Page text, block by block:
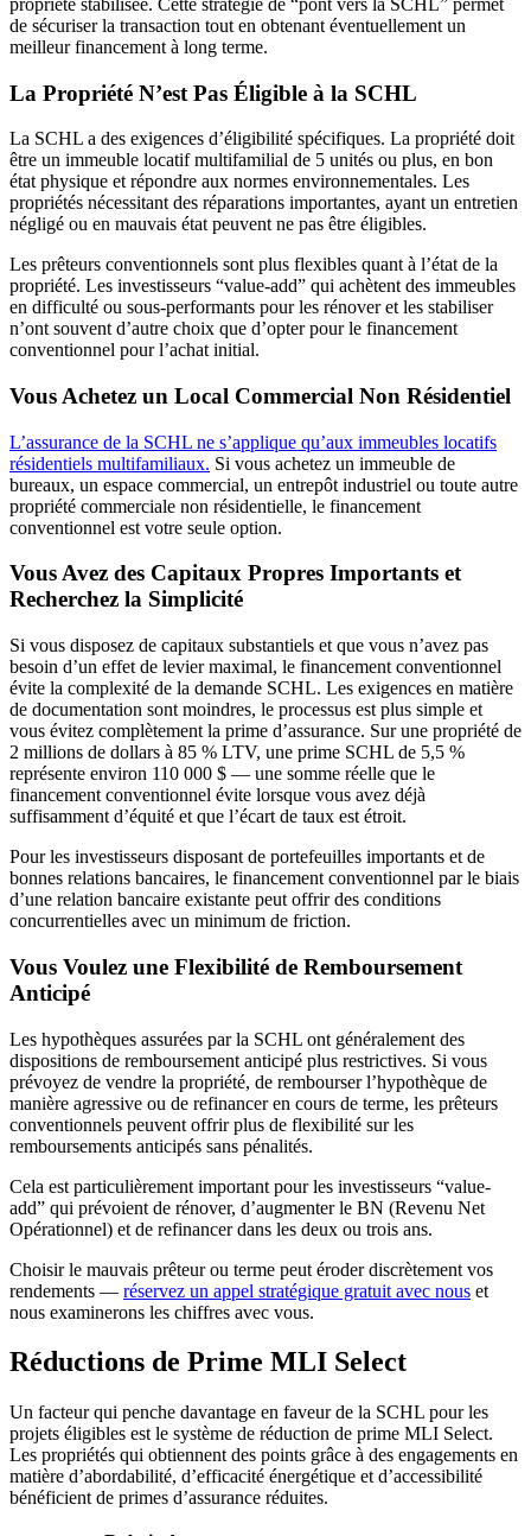
de sécuriser la transaction tout en obtenant éventuellement un
meilleur financement à long terme.
La Propriété N’est Pas Éligible à la SCHL
La SCHL a des exigences d’éligibilité spécifiques. La propriété doit
être un immeuble locatif multifamilial de 5 unités ou plus, en bon
état physique et répondre aux normes environnementales. Les
propriétés nécessitant des réparations importantes, ayant un entretien
négligé ou en mauvais état peuvent ne pas être éligibles.
Les prêteurs conventionnels sont plus flexibles quant à l’état de la
propriété. Les investisseurs “value-add” qui achètent des immeubles
en difficulté ou sous-performants pour les rénover et les stabiliser
n’ont souvent d’autre choix que d’opter pour le financement
conventionnel pour l’achat initial.
Vous Achetez un Local Commercial Non Résidentiel
L’assurance de la SCHL ne s’applique qu’aux immeubles locatifs
résidentiels multifamiliaux. Si vous achetez un immeuble de
bureaux, un espace commercial, un entrepôt industriel ou toute autre
propriété commerciale non résidentielle, le financement
conventionnel est votre seule option.
Vous Avez des Capitaux Propres Importants et
Recherchez la Simplicité
Si vous disposez de capitaux substantiels et que vous n’avez pas
besoin d’un effet de levier maximal, le financement conventionnel
évite la complexité de la demande SCHL. Les exigences en matière
de documentation sont moindres, le processus est plus simple et
vous évitez complètement la prime d’assurance. Sur une propriété de
2 millions de dollars à 85 % LTV, une prime SCHL de 5,5 %
représente environ 110 000 $ — une somme réelle que le
financement conventionnel évite lorsque vous avez déjà
suffisamment d’équité et que l’écart de taux est étroit.
Pour les investisseurs disposant de portefeuilles importants et de
bonnes relations bancaires, le financement conventionnel par le biais
d’une relation bancaire existante peut offrir des conditions
concurrentielles avec un minimum de friction.
Vous Voulez une Flexibilité de Remboursement
Anticipé
Les hypothèques assurées par la SCHL ont généralement des
dispositions de remboursement anticipé plus restrictives. Si vous
prévoyez de vendre la propriété, de rembourser l’hypothèque de
manière agressive ou de refinancer en cours de terme, les prêteurs
conventionnels peuvent offrir plus de flexibilité sur les
remboursements anticipés sans pénalités.
Cela est particulièrement important pour les investisseurs “value-
add” qui prévoient de rénover, d’augmenter le BN (Revenu Net
Opérationnel) et de refinancer dans les deux ou trois ans.
Choisir le mauvais prêteur ou terme peut éroder discrètement vos
rendements — réservez un appel stratégique gratuit avec nous et
nous examinerons les chiffres avec vous.
Réductions de Prime MLI Select
Un facteur qui penche davantage en faveur de la SCHL pour les
projets éligibles est le système de réduction de prime MLI Select.
Les propriétés qui obtiennent des points grâce à des engagements en
matière d’abordabilité, d’efficacité énergétique et d’accessibilité
bénéficient de primes d’assurance réduites.